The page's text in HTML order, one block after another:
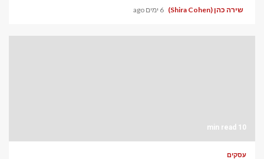
שירה כהן (Shira Cohen) 6 ימים ago
10 min read
עסקים